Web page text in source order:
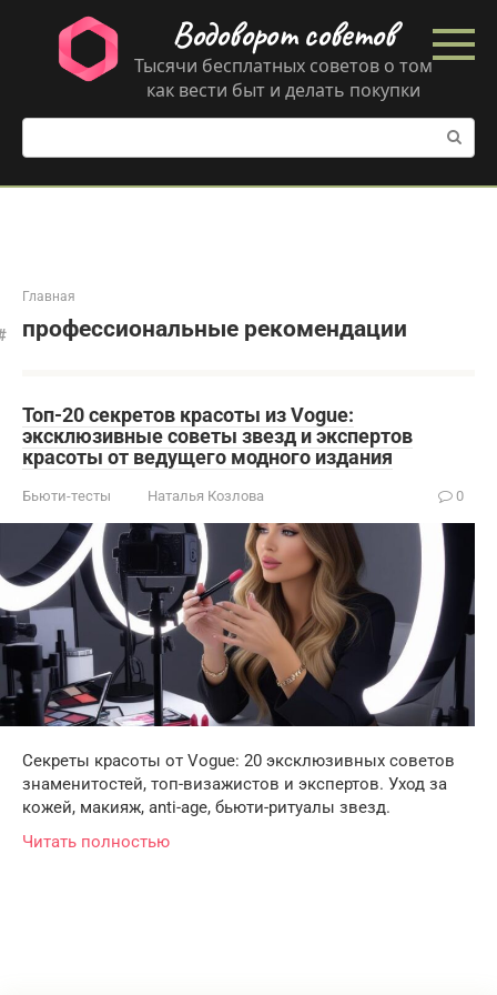
контенту
Водоворот советов
Тысячи бесплатных советов о том
как вести быт и делать покупки
Поиск:
Главная
профессиональные рекомендации
Топ-20 секретов красоты из Vogue:
эксклюзивные советы звезд и экспертов
красоты от ведущего модного издания
Бьюти-тесты Наталья Козлова 0
Секреты красоты от Vogue: 20 эксклюзивных советов
знаменитостей, топ-визажистов и экспертов. Уход за
кожей, макияж, anti-age, бьюти-ритуалы звезд.
Читать полностью